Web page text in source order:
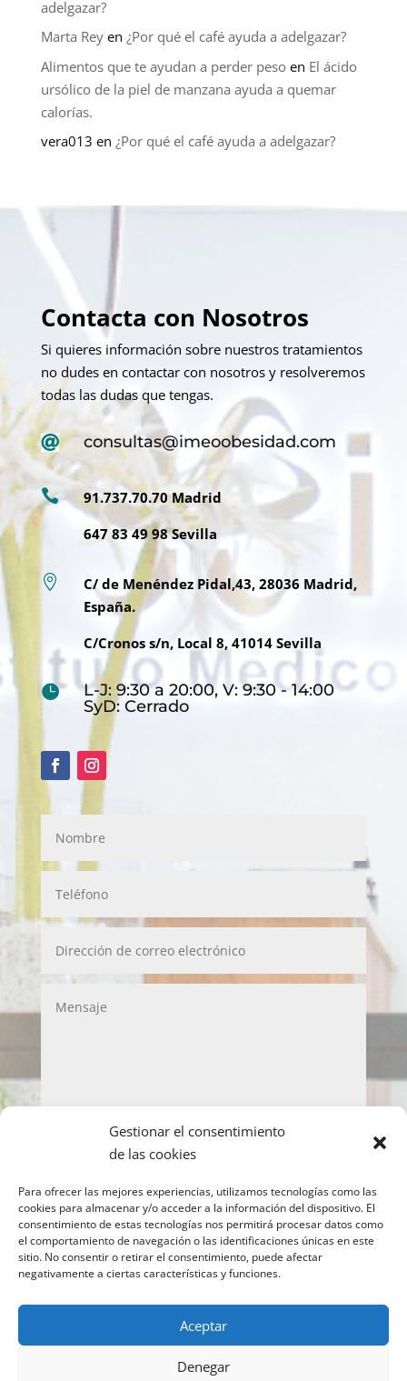
Gestionar el consentimiento
de las cookies
Para ofrecer las mejores experiencias, utilizamos tecnologías como las
cookies para almacenar y/o acceder a la información del dispositivo. El
consentimiento de estas tecnologías nos permitirá procesar datos como
el comportamiento de navegación o las identificaciones únicas en este
sitio. No consentir o retirar el consentimiento, puede afectar
negativamente a ciertas características y funciones.
Aceptar
Denegar
adelgazar?
Marta Reyen ¿Por qué el café ayuda a adelgazar?
Alimentos que te ayudan a perder pesoen El ácido
ursólico de la piel de manzana ayuda a quemar
calorías.
vera013 en ¿Por qué el café ayuda a adelgazar?
Contacta con Nosotros
Si quieres información sobre nuestros tratamientos
no dudes en contactar con nosotros y resolveremos
todas las dudas que tengas.
 consultas@imeoobesidad.com

91.737.70.70 Madrid
647 83 49 98 Sevilla

C/ de Menéndez Pidal,43, 28036 Madrid,
España.
C/Cronos s/n, Local 8, 41014 Sevilla

L-J: 9:30 a 20:00, V: 9:30 - 14:00
SyD: Cerrado
de datos
Enviar
Copyright © 2022 IMEOInformación para el
paciente Imeo. Aviso legal|Politica Cookies|
Política Privacidad| Atención al Paciente: